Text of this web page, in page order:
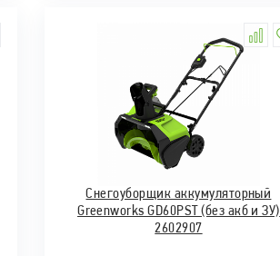
Снегоуборщик аккумуляторный
Greenworks GD60PST (без акб и ЗУ)
2602907